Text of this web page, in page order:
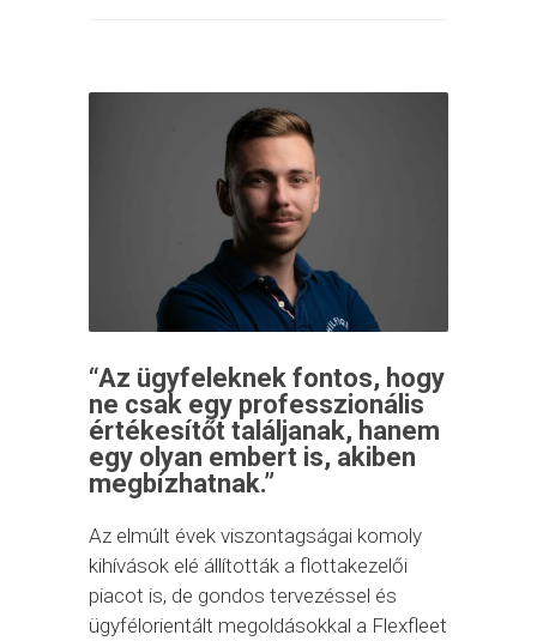
“Az ügyfeleknek fontos, hogy
ne csak egy professzionális
értékesítőt találjanak, hanem
egy olyan embert is, akiben
megbízhatnak.”
Az elmúlt évek viszontagságai komoly
kihívások elé állították a flottakezelői
piacot is, de gondos tervezéssel és
ügyfélorientált megoldásokkal a Flexfleet